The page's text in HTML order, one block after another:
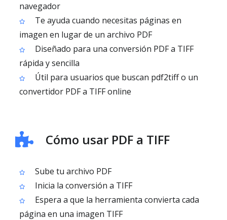
navegador
Te ayuda cuando necesitas páginas en
imagen en lugar de un archivo PDF
Diseñado para una conversión PDF a TIFF
rápida y sencilla
Útil para usuarios que buscan pdf2tiff o un
convertidor PDF a TIFF online
Cómo usar PDF a TIFF
Sube tu archivo PDF
Inicia la conversión a TIFF
Espera a que la herramienta convierta cada
página en una imagen TIFF